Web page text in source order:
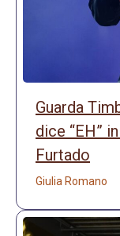
Guarda
dice “EH”
Furtado
Giulia Romano